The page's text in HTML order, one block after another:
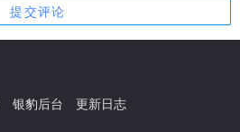
银豹后台 更新日志